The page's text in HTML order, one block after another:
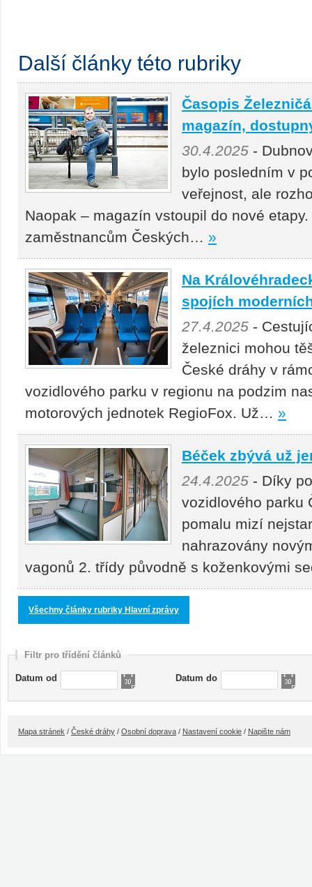
Další články této rubriky
Časopis
magazín,
30.4.2025 -
bylo posledním v
veřejnost, ale
Naopak – magazín vstoupil do nové
zaměstnancům Českých… »
Na
spojích
27.4.2025 -
železnici mohou
České dráhy v
vozidlového parku v regionu na podzim
motorových jednotek RegioFox. Už… »
Béček zbývá už
24.4.2025 - Díky
vozidlového parku
pomalu mizí
nahrazovány
vagonů 2. třídy původně s koženkovými
Všechny články rubriky Hlavní zprávy
Filtr pro třídění článků
Datum od Datum do
Mapa stránek / České dráhy / Osobní doprava / Nastavení cookie / Napište nám